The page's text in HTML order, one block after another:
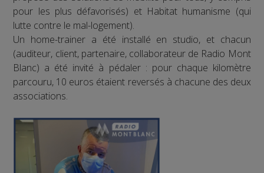
pour les plus défavorisés) et Habitat humanisme (qui
lutte contre le mal-logement).
Un home-trainer a été installé en studio, et chacun
(auditeur, client, partenaire, collaborateur de Radio Mont
Blanc) a été invité à pédaler : pour chaque kilomètre
parcouru, 10 euros étaient reversés à chacune des deux
associations.